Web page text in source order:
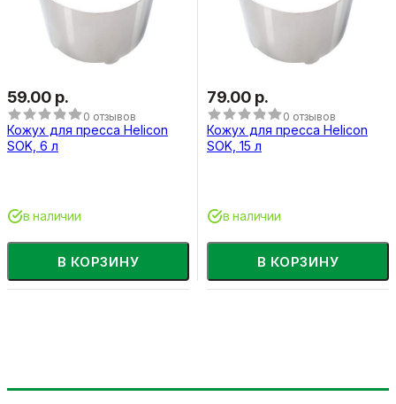
59.00 р.
0 отзывов
Кожух для пресса Helicon
SOK, 6 л
В КОРЗИНУ
в наличии
79.00 р.
0 отзывов
Кожух для пресса Helicon
SOK, 15 л
В КОРЗИНУ
в наличии